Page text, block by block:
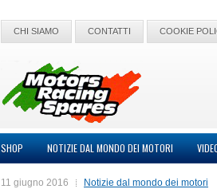
CHI SIAMO CONTATTI COOKIE
SHOP NOTIZIE DAL MONDO DEI MOTORI
11 giugno 2016 Notizie dal mondo dei motori